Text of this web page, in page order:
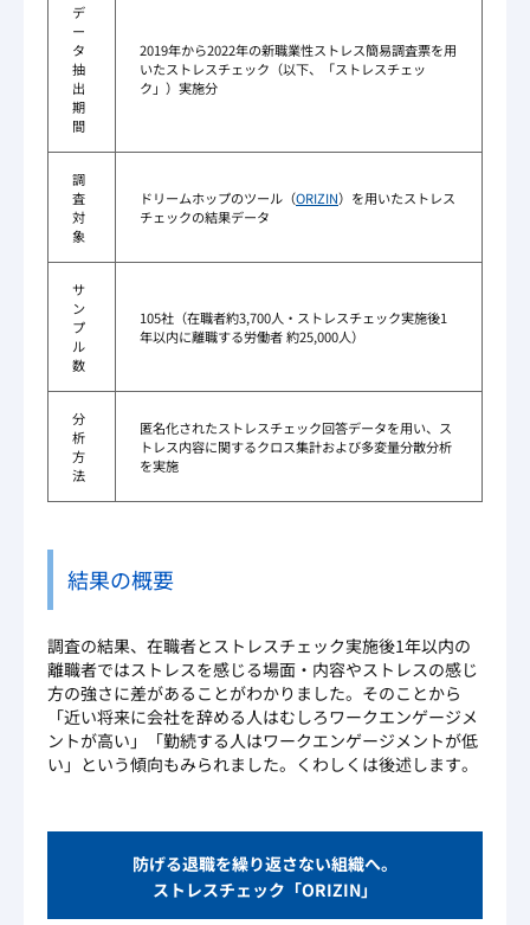
デ
ー
タ
抽
出
期
間
2019年から2022年の新職業性ストレス簡易調査票を用
いたストレスチェック（以下、「ストレスチェッ
ク」）実施分
調
査
対
象
ドリームホップのツール（ORIZIN）を用いたストレス
チェックの結果データ
サ
ン
プ
ル
数
105社（在職者約3,700人・ストレスチェック実施後1
年以内に離職する労働者 約25,000人）
分
析
方
法
匿名化されたストレスチェック回答データを用い、ス
トレス内容に関するクロス集計および多変量分散分析
を実施
結果の概要
調査の結果、在職者とストレスチェック実施後1年以内の
離職者ではストレスを感じる場面・内容やストレスの感じ
方の強さに差があることがわかりました。そのことから
「近い将来に会社を辞める人はむしろワークエンゲージメ
ントが高い」「勤続する人はワークエンゲージメントが低
い」という傾向もみられました。くわしくは後述します。
防げる退職を繰り返さない組織へ。
ストレスチェック「ORIZIN」